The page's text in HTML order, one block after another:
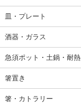
皿・プレート
酒器・ガラス
急須ポット・土鍋・耐熱
箸置き
箸・カトラリー